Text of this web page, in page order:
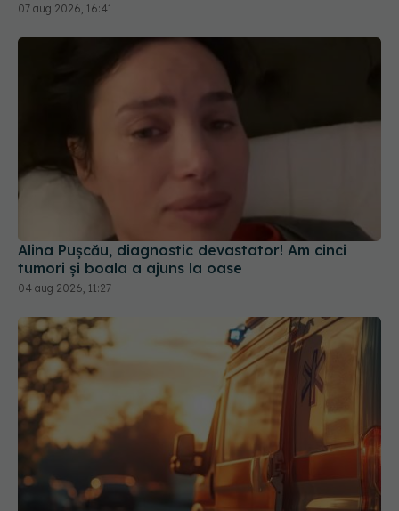
07 aug 2026, 16:41
Alina Pușcău, diagnostic devastator! Am cinci
tumori și boala a ajuns la oase
04 aug 2026, 11:27